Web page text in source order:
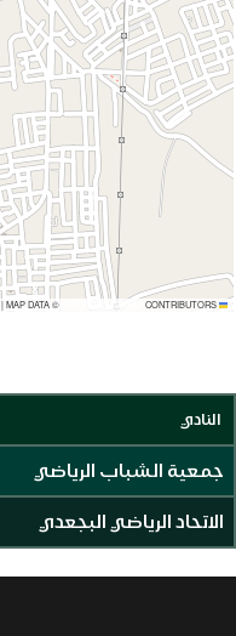
LEAFLET
|MAP DATA © CONTRIBUTORS
النادي
جمعية الشباب الرياضي
الاتحاد الرياضي البجعدي